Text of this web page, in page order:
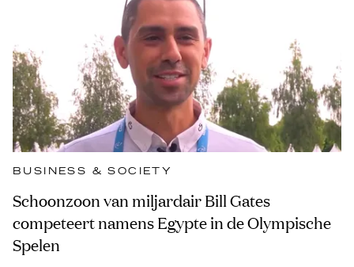
BUSINESS & SOCIETY
Schoonzoon van miljardair Bill Gates
competeert namens Egypte in de Olympische
Spelen